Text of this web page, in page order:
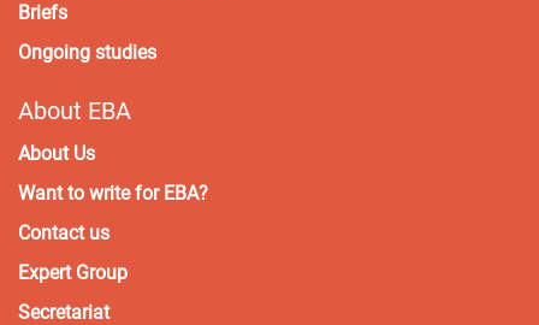
Briefs
Ongoing studies
About EBA
About Us
Want to write for EBA?
Contact us
Expert Group
Secretariat